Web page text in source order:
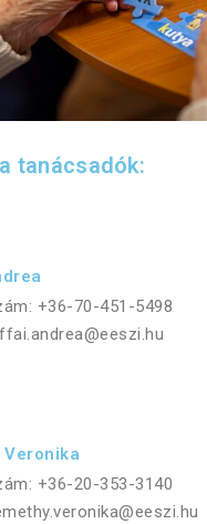
tanácsadók:
+36-70-451-5498
Veronika
+36-20-353-3140